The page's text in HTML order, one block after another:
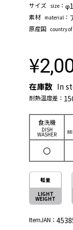
サイズ size ：
素材 material ：
原産国 country
¥
在庫数 In
耐熱温度差：
⾷洗機
DISH
WASHER
〇
軽量
LIGHT
WEIGHT
ItemJAN：